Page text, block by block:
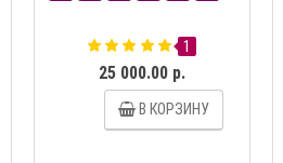
1
25 000.00 р.
В КОРЗИНУ